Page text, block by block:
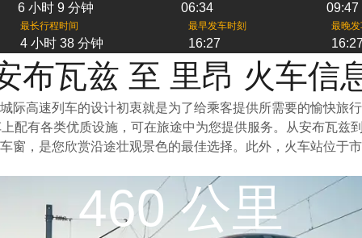
6 小时 9 分钟 06:34 09:47
最长行程时间
4 小时 38 分钟
最早发车时刻
16:27
最晚
布瓦兹 至 里昂 火车信
际高速列车的设计初衷就是为了给乘客提供所需要的愉快旅
配有各类优质设施，可在旅途中为您提供服务。从安布瓦兹
窗，是您欣赏沿途壮观景色的最佳选择。此外，火车站位于
460 公里